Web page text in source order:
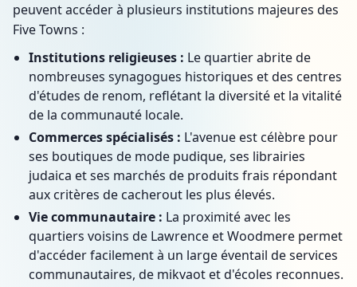
peuvent accéder à plusieurs institutions majeures des
Five Towns :
Institutions religieuses : Le quartier abrite de
nombreuses synagogues historiques et des centres
d'études de renom, reflétant la diversité et la vitalité
de la communauté locale.
Commerces spécialisés : L'avenue est célèbre pour
ses boutiques de mode pudique, ses librairies
judaica et ses marchés de produits frais répondant
aux critères de cacherout les plus élevés.
Vie communautaire : La proximité avec les
quartiers voisins de Lawrence et Woodmere permet
d'accéder facilement à un large éventail de services
communautaires, de mikvaot et d'écoles reconnues.